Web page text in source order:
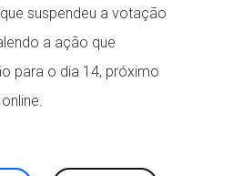
suspendeu a votação
a ação que
para o dia 14, próximo